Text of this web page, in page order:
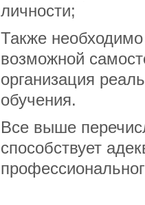
личности;
Также
возможной
организация
обучения.
Все выше
способствует